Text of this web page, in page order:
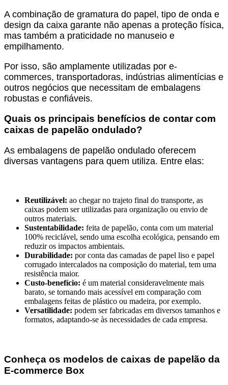
A combinação de gramatura do papel, tipo de onda e
design da caixa garante não apenas a proteção física,
mas também a praticidade no manuseio e
empilhamento.
Por isso, são amplamente utilizadas por e-
commerces, transportadoras, indústrias alimentícias e
outros negócios que necessitam de embalagens
robustas e confiáveis.
Quais os principais benefícios de contar com
caixas de papelão ondulado?
As embalagens de papelão ondulado oferecem
diversas vantagens para quem utiliza. Entre elas:
Reutilizável: ao chegar no trajeto final do transporte, as
caixas podem ser utilizadas para organização ou envio de
outros materiais.
Sustentabilidade: feita de papelão, conta com um material
100% reciclável, sendo uma escolha ecológica, pensando em
reduzir os impactos ambientais.
Durabilidade: por conta das camadas de papel liso e papel
corrugado intercalados na composição do material, tem uma
resistência maior.
Custo-benefício: é um material consideravelmente mais
barato, se tornando mais acessível em comparação com
embalagens feitas de plástico ou madeira, por exemplo.
Versatilidade: podem ser fabricadas em diversos tamanhos e
formatos, adaptando-se às necessidades de cada empresa.
Conheça os modelos de caixas de papelão da
E-commerce Box